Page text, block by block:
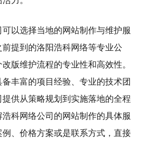
以选择当地的网站制作与维护服
提到的洛阳浩科网络等专业公
版维护流程的专业性和高效性。
丰富的项目经验、专业的技术团
供从策略规划到实施落地的全程
科网络公司的网站制作的具体服
、价格方案或是联系方式，直接